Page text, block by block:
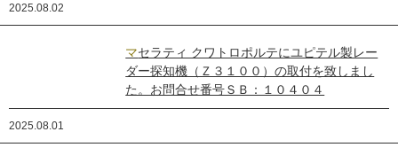
2025.08.02
マセラティ クワトロポルテにユピテル製レー
ダー探知機（Ｚ３１００）の取付を致しまし
た。お問合せ番号ＳＢ：１０４０４
2025.08.01